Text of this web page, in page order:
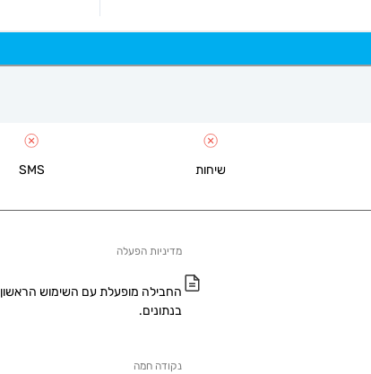
שיחות SMS
מדיניות הפעלה
החבילה מופעלת עם השימוש הראשון
בנתונים.
נקודה חמה